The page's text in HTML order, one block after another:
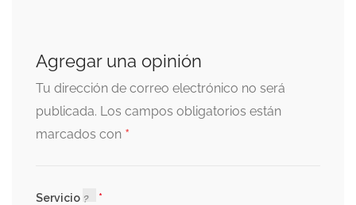
Agregar una opinión
Tu dirección de correo electrónico no será
publicada. Los campos obligatorios están
marcados con *
Servicio